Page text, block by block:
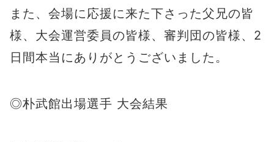
また、会場に応援に来た下さった父兄の皆
様、大会運営委員の皆様、審判団の皆様、2
日間本当にありがとうございました。
◎朴武館出場選手 大会結果